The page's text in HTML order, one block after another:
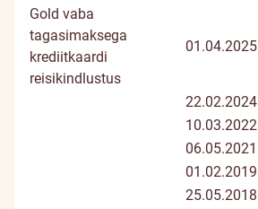
Gold vaba
tagasimaksega
krediitkaardi
reisikindlustus
01.04.2025
22.02.2024
10.03.2022
06.05.2021
01.02.2019
25.05.2018